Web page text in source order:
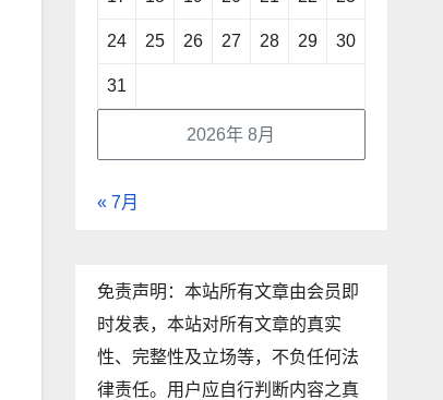
2026年 8月
24 25 26 27 28 29 30
31
« 7月
免责声明：本站所有文章由会员即
时发表，本站对所有文章的真实
性、完整性及立场等，不负任何法
律责任。用户应自行判断内容之真